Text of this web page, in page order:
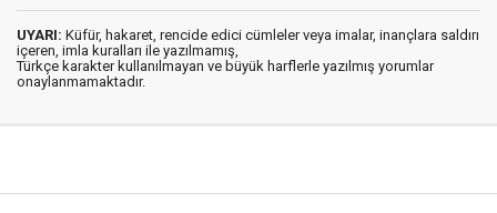
UYARI: Küfür, hakaret, rencide edici cümleler veya imalar, inançlara saldırı
içeren, imla kuralları ile yazılmamış,
Türkçe karakter kullanılmayan ve büyük harflerle yazılmış yorumlar
onaylanmamaktadır.